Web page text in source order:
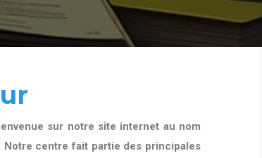
sur notre site internet au nom
Notre centre fait partie des principales